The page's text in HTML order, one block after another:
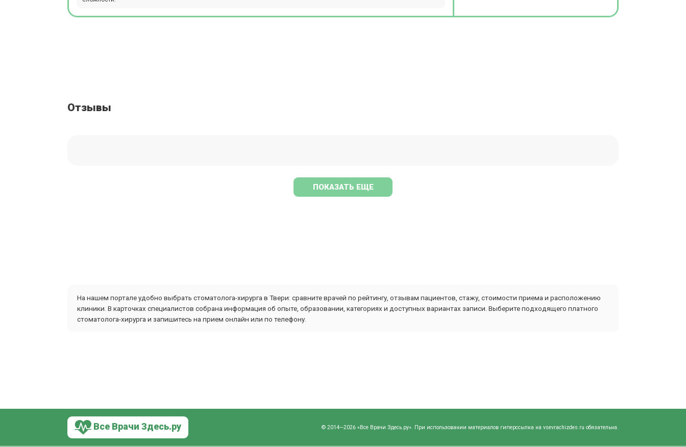
Отзывы
ПОКАЗАТЬ ЕЩЕ
На нашем портале удобно выбрать стоматолога-хирурга в Твери: сравните врачей по рейтингу, отзывам пациентов, стажу, стоимости приема и расположению
клиники. В карточках специалистов собрана информация об опыте, образовании, категориях и доступных вариантах записи. Выберите подходящего платного
стоматолога-хирурга и запишитесь на прием онлайн или по телефону.
Все Врачи Здесь.ру © 2014—2026 «Все Врачи Здесь.ру». При использовании материалов гиперссылка на vsevrachizdes.ru обязательна.